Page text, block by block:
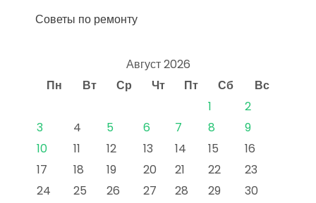
Советы по ремонту
Август 2026
Пн
Вт Ср Чт Пт Сб
Вс
1
2
3
4 5 6 7 8
9
10
11 12 13 14 15
16
17
18 19 20 21 22
23
24
25 26 27 28 29
30